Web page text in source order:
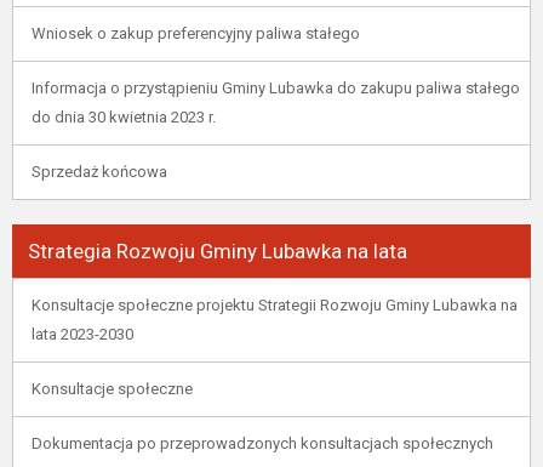
Wniosek o zakup preferencyjny paliwa stałego
Informacja o przystąpieniu Gminy Lubawka do zakupu paliwa stałego
do dnia 30 kwietnia 2023 r.
Sprzedaż końcowa
Strategia Rozwoju Gminy Lubawka na lata
Konsultacje społeczne projektu Strategii Rozwoju Gminy Lubawka na
lata 2023-2030
Konsultacje społeczne
Dokumentacja po przeprowadzonych konsultacjach społecznych